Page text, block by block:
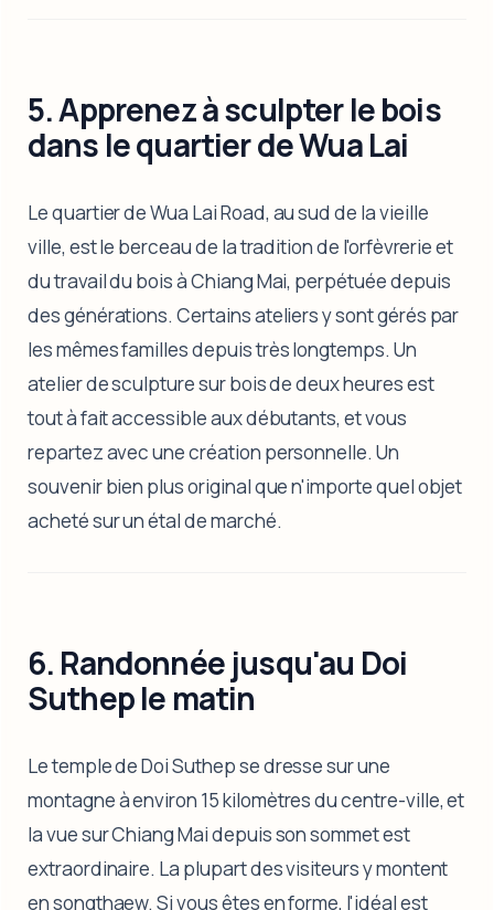
5. Apprenez à sculpter le bois
dans le quartier de Wua Lai
Le quartier de Wua Lai Road, au sud de la vieille
ville, est le berceau de la tradition de l'orfèvrerie et
du travail du bois à Chiang Mai, perpétuée depuis
des générations. Certains ateliers y sont gérés par
les mêmes familles depuis très longtemps. Un
atelier de sculpture sur bois de deux heures est
tout à fait accessible aux débutants, et vous
repartez avec une création personnelle. Un
souvenir bien plus original que n'importe quel objet
acheté sur un étal de marché.
6. Randonnée jusqu'au Doi
Suthep le matin
Le temple de Doi Suthep se dresse sur une
montagne à environ 15 kilomètres du centre-ville, et
la vue sur Chiang Mai depuis son sommet est
extraordinaire. La plupart des visiteurs y montent
en songthaew. Si vous êtes en forme, l'idéal est